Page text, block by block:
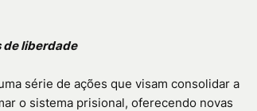
de liberdade
série de ações que visam consolidar a
o sistema prisional, oferecendo novas